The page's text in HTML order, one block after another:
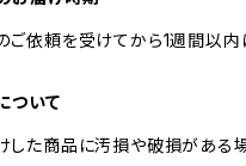
ご依頼を受けてから1週間以内
ついて
した商品に汚損や破損がある